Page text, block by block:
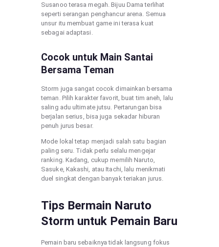
Susanoo terasa megah. Bijuu Dama terlihat
seperti serangan penghancur arena. Semua
unsur itu membuat game ini terasa kuat
sebagai adaptasi.
Cocok untuk Main Santai
Bersama Teman
Storm juga sangat cocok dimainkan bersama
teman. Pilih karakter favorit, buat tim aneh, lalu
saling adu ultimate jutsu. Pertarungan bisa
berjalan serius, bisa juga sekadar hiburan
penuh jurus besar.
Mode lokal tetap menjadi salah satu bagian
paling seru. Tidak perlu selalu mengejar
ranking. Kadang, cukup memilih Naruto,
Sasuke, Kakashi, atau Itachi, lalu menikmati
duel singkat dengan banyak teriakan jurus.
Tips Bermain Naruto
Storm untuk Pemain Baru
Pemain baru sebaiknya tidak langsung fokus